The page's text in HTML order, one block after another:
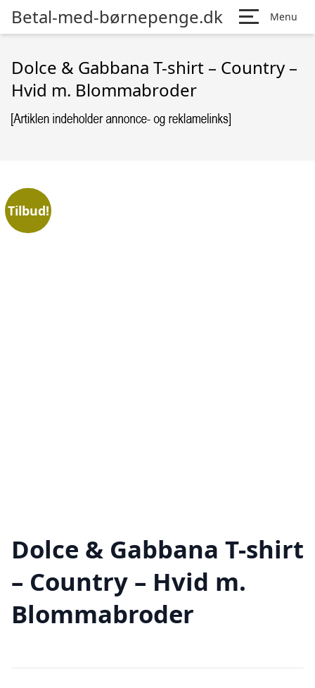
Betal-med-børnepenge.dk Menu
Dolce & Gabbana T-shirt – Country –
Hvid m. Blommabroder
Tilbud!
Dolce & Gabbana T-shirt
– Country – Hvid m.
Blommabroder